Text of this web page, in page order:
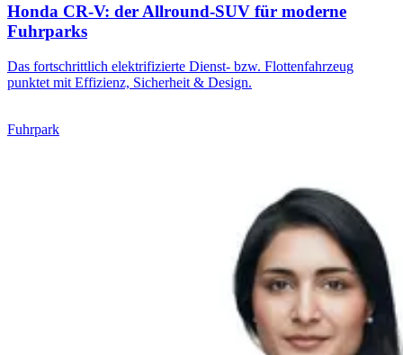
Honda CR-V: der Allround-SUV für moderne
Fuhrparks
Das fortschrittlich elektrifizierte Dienst- bzw. Flottenfahrzeug
punktet mit Effizienz, Sicherheit & Design.
Fuhrpark